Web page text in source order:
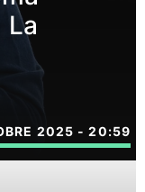
La
2025 - 20:59